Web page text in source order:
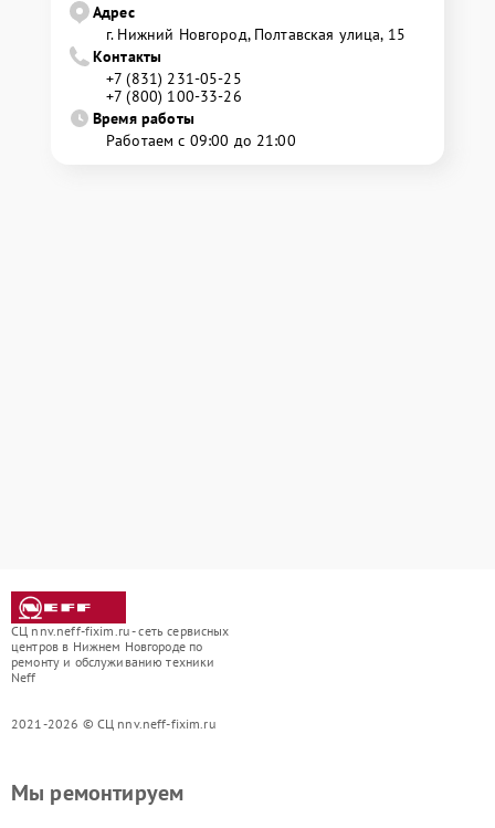
Адрес
г. Нижний Новгород, Полтавская улица, 15
Контакты
+7 (831) 231-05-25
+7 (800) 100-33-26
Время работы
Работаем с 09:00 до 21:00
СЦ nnv.neff-fixim.ru - сеть сервисных
центров в Нижнем Новгороде по
ремонту и обслуживанию техники
Neff
2021-2026 © СЦ nnv.neff-fixim.ru
Мы ремонтируем